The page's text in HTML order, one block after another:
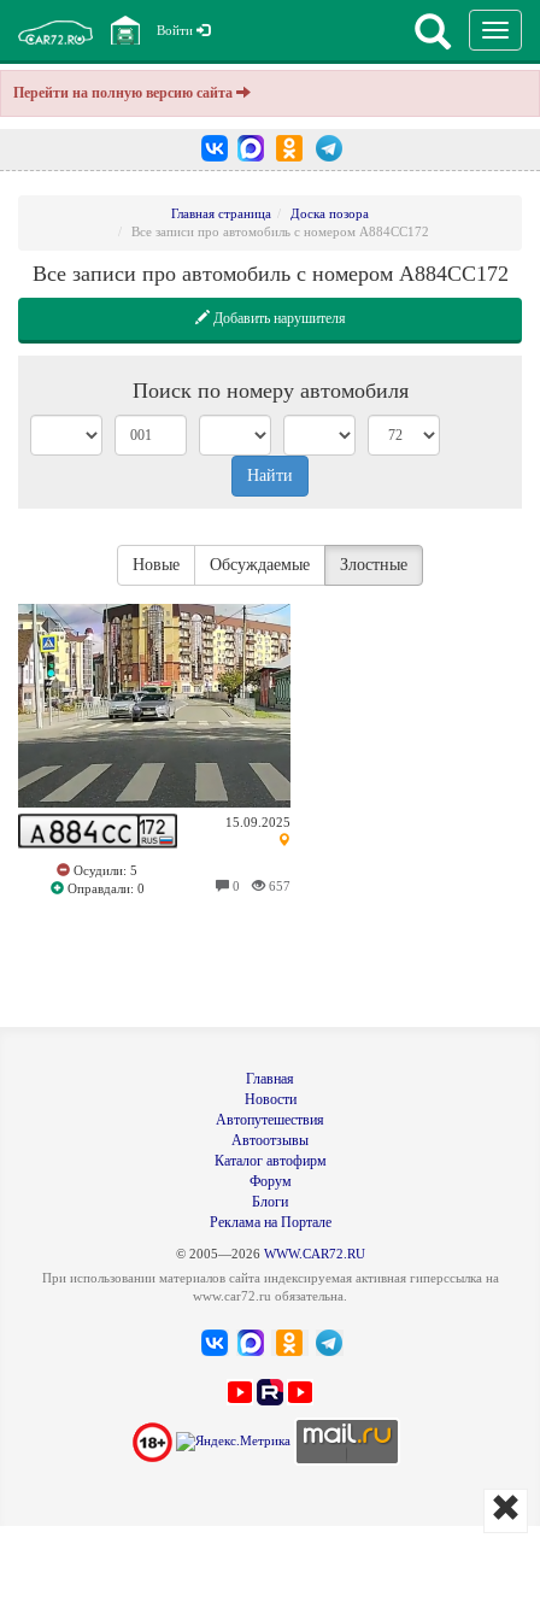
Перейти на полную версию сайта
Войти
Главная страница
Доска позора
Все записи про автомобиль с номером A884CC172
Все записи про автомобиль с номером A884CC172
Добавить нарушителя
Поиск по номеру автомобиля
Найти
Новые Обсуждаемые Злостные
15.09.2025
Осудили: 5
Оправдали: 0
657
0
Главная
Новости
Автопутешествия
Автоотзывы
Каталог автофирм
Форум
Блоги
Реклама на Портале
© 2005—2026 WWW.CAR72.RU
При использовании материалов сайта индексируемая активная гиперссылка на
www.car72.ru обязательна.